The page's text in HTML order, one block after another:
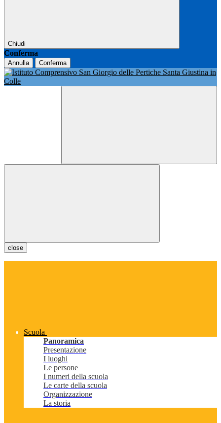
Chiudi
Conferma
Annulla Conferma
close
Scuola
Panoramica
Presentazione
I luoghi
Le persone
I numeri della scuola
Le carte della scuola
Organizzazione
La storia